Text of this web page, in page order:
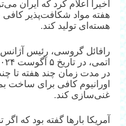
اخیرا اعلام کرد که ایران
هفته مواد شکافت‌پذیر
هسته‌ای تولید کند.
رافائل گروسی، رئیس آژانس
در مدت زمان چند هفته تا
اورانیوم کافی برای ساخت
غنی‌سازی کند.
آمریکا بارها گفته بود که